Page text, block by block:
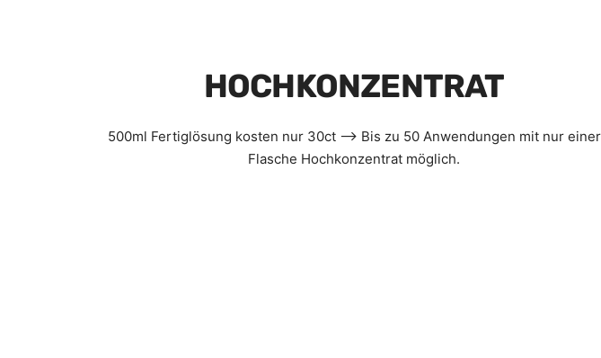
HOCHKONZENTRAT
500ml Fertiglösung kosten nur 30ct --> Bis zu 50 Anwendungen mit nur einer
Flasche Hochkonzentrat möglich.